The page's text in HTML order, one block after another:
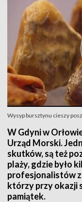
Wysyp bursztynu cieszy
W Gdyni w
Urząd Morski.
skutków, są też
plaży, gdzie było
profesjonalistów
którzy przy okazji
pamiątek.